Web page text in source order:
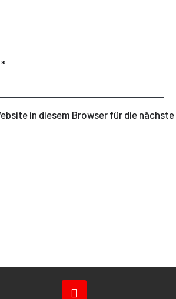
*
in diesem Browser für die